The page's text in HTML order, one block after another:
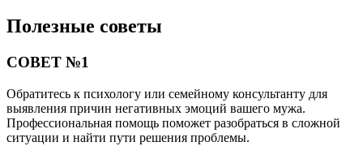
Полезные советы
СОВЕТ №1
Обратитесь к психологу или семейному консультанту для
выявления причин негативных эмоций вашего мужа.
Профессиональная помощь поможет разобраться в сложной
ситуации и найти пути решения проблемы.